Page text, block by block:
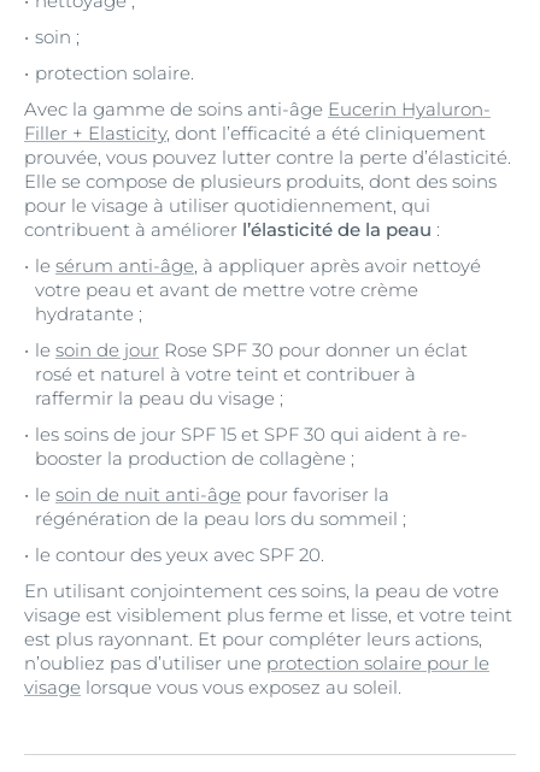
soin ;
protection solaire.
Avec la gamme de soins anti-âge Eucerin Hyaluron-
Filler + Elasticity, dont l’efficacité a été cliniquement
prouvée, vous pouvez lutter contre la perte d’élasticité.
Elle se compose de plusieurs produits, dont des soins
pour le visage à utiliser quotidiennement, qui
contribuent à améliorer l’élasticité de la peau :
le sérum anti-âge, à appliquer après avoir nettoyé
votre peau et avant de mettre votre crème
hydratante ;
le soin de jour Rose SPF 30 pour donner un éclat
rosé et naturel à votre teint et contribuer à
raffermir la peau du visage ;
les soins de jour SPF 15 et SPF 30 qui aident à re-
booster la production de collagène ;
le soin de nuit anti-âge pour favoriser la
régénération de la peau lors du sommeil ;
le contour des yeux avec SPF 20.
En utilisant conjointement ces soins, la peau de votre
visage est visiblement plus ferme et lisse, et votre teint
est plus rayonnant. Et pour compléter leurs actions,
n’oubliez pas d’utiliser une protection solaire pour le
visage lorsque vous vous exposez au soleil.